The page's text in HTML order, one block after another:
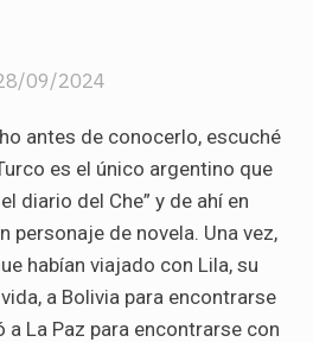
antes de conocerlo, escuché
es el único argentino que
diario del Che” y de ahí en
personaje de novela. Una vez,
habían viajado con Lila, su
a Bolivia para encontrarse
a La Paz para encontrarse con
09/2024